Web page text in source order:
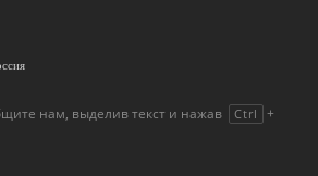
нам, выделив текст и нажав Ctrl +